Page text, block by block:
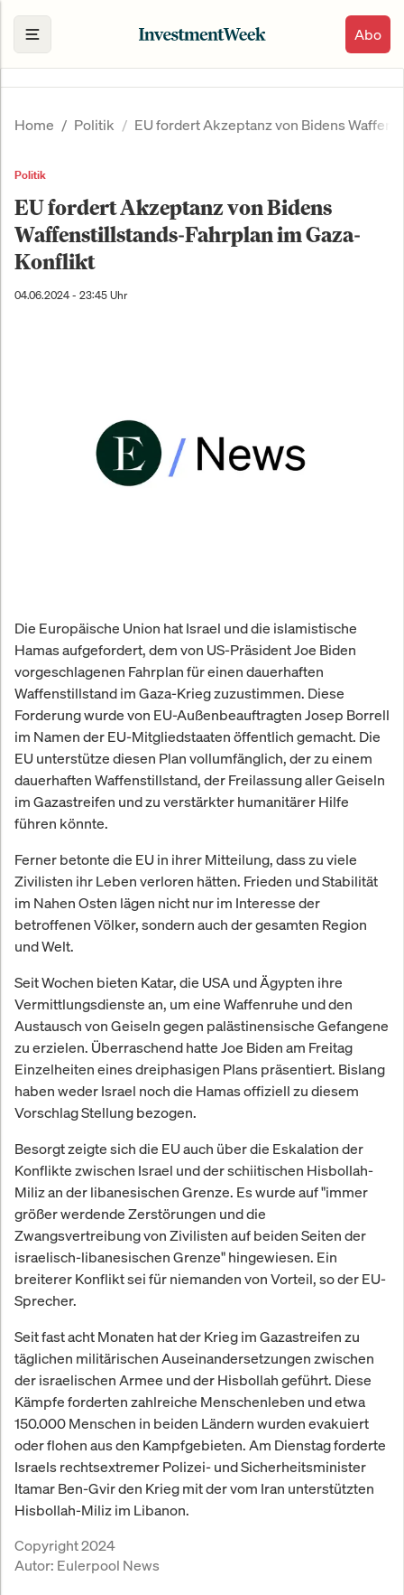
Abo
Home Politik EU fordert Akzeptanz von Bidens
Politik
EU fordert Akzeptanz von Bidens
Waffenstillstands-Fahrplan im Gaza-
Konflikt
04.06.2024 - 23:45 Uhr
Die Europäische Union hat Israel und die islamistische
Hamas aufgefordert, dem von US-Präsident Joe Biden
vorgeschlagenen Fahrplan für einen dauerhaften
Waffenstillstand im Gaza-Krieg zuzustimmen. Diese
Forderung wurde von EU-Außenbeauftragten Josep Borrell
im Namen der EU-Mitgliedstaaten öffentlich gemacht. Die
EU unterstütze diesen Plan vollumfänglich, der zu einem
dauerhaften Waffenstillstand, der Freilassung aller Geiseln
im Gazastreifen und zu verstärkter humanitärer Hilfe
führen könnte.
Ferner betonte die EU in ihrer Mitteilung, dass zu viele
Zivilisten ihr Leben verloren hätten. Frieden und Stabilität
im Nahen Osten lägen nicht nur im Interesse der
betroffenen Völker, sondern auch der gesamten Region
und Welt.
Seit Wochen bieten Katar, die USA und Ägypten ihre
Vermittlungsdienste an, um eine Waffenruhe und den
Austausch von Geiseln gegen palästinensische Gefangene
zu erzielen. Überraschend hatte Joe Biden am Freitag
Einzelheiten eines dreiphasigen Plans präsentiert. Bislang
haben weder Israel noch die Hamas offiziell zu diesem
Vorschlag Stellung bezogen.
Besorgt zeigte sich die EU auch über die Eskalation der
Konflikte zwischen Israel und der schiitischen Hisbollah-
Miliz an der libanesischen Grenze. Es wurde auf "immer
größer werdende Zerstörungen und die
Zwangsvertreibung von Zivilisten auf beiden Seiten der
israelisch-libanesischen Grenze" hingewiesen. Ein
breiterer Konflikt sei für niemanden von Vorteil, so der EU-
Sprecher.
Seit fast acht Monaten hat der Krieg im Gazastreifen zu
täglichen militärischen Auseinandersetzungen zwischen
der israelischen Armee und der Hisbollah geführt. Diese
Kämpfe forderten zahlreiche Menschenleben und etwa
150.000 Menschen in beiden Ländern wurden evakuiert
oder flohen aus den Kampfgebieten. Am Dienstag forderte
Israels rechtsextremer Polizei- und Sicherheitsminister
Itamar Ben-Gvir den Krieg mit der vom Iran unterstützten
Hisbollah-Miliz im Libanon.
Copyright 2024
Autor: Eulerpool News